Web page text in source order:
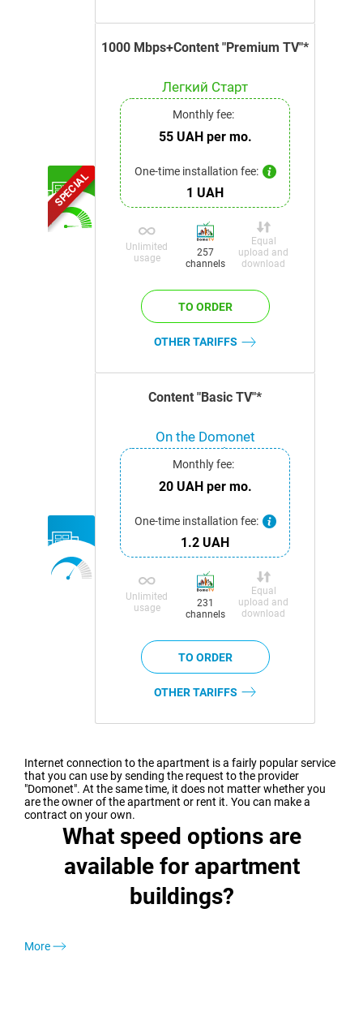
SPECIAL
1000 Mbps+Content "Premium TV"*
Легкий Старт
Monthly fee:
55 UAH per mo.
One-time installation fee:
1 UAH
Unlimited
usage
257
channels
Equal
upload and
download
OTHER TARIFFS
Content "Basic TV"*
On the Domonet
network
Monthly fee:
20 UAH per mo.
One-time installation fee:
1.2 UAH
Unlimited
usage
231
channels
Equal
upload and
download
OTHER TARIFFS
Internet connection to the apartment is a fairly popular service
that you can use by sending the request to the provider
"Domonet". At the same time, it does not matter whether you
are the owner of the apartment or rent it. You can make a
contract on your own.
What speed options are
available for apartment
buildings?
More